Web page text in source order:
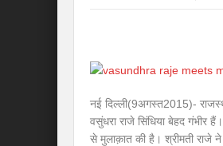
नई दिल्ली(9अगस्त2015)-
वसुंधरा राजे सिंधिया बेहद गंभीर हैं।
से मुलाक़ात की है। श्रीमती राजे